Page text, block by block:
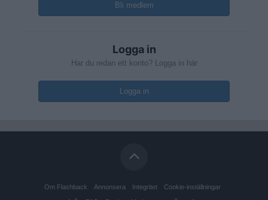
Bli medlem
Logga in
Har du redan ett konto? Logga in här
Logga in
Om Flashback Annonsera Integritet Cookie-inställningar